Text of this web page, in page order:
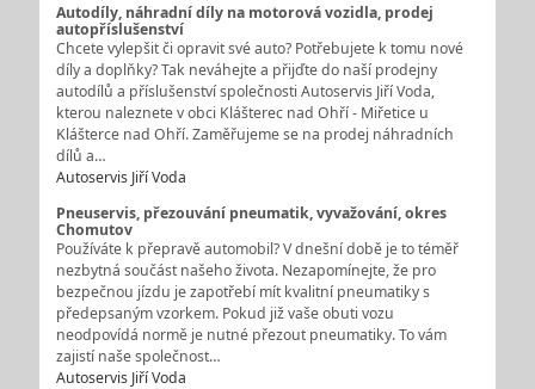
Autodíly, náhradní díly na motorová vozidla, prodej
autopříslušenství
Chcete vylepšit či opravit své auto? Potřebujete k tomu nové
díly a doplňky? Tak neváhejte a přijďte do naší prodejny
autodílů a příslušenství společnosti Autoservis Jiří Voda,
kterou naleznete v obci Klášterec nad Ohří - Miřetice u
Klášterce nad Ohří. Zaměřujeme se na prodej náhradních
dílů a…
Autoservis Jiří Voda
Pneuservis, přezouvání pneumatik, vyvažování, okres
Chomutov
Používáte k přepravě automobil? V dnešní době je to téměř
nezbytná součást našeho života. Nezapomínejte, že pro
bezpečnou jízdu je zapotřebí mít kvalitní pneumatiky s
předepsaným vzorkem. Pokud již vaše obuti vozu
neodpovídá normě je nutné přezout pneumatiky. To vám
zajistí naše společnost…
Autoservis Jiří Voda